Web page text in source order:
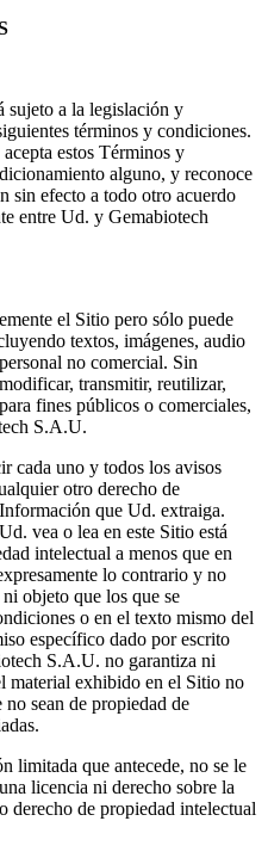
sujeto a la legislación y
términos y condiciones.
estos Términos y
alguno, y reconoce
sin efecto a todo otro acuerdo
entre Ud. y Gemabiotech
el Sitio pero sólo puede
textos, imágenes, audio
no comercial. Sin
transmitir, reutilizar,
fines públicos o comerciales,
S.A.U.
cada uno y todos los avisos
otro derecho de
que Ud. extraiga.
vea o lea en este Sitio está
intelectual a menos que en
lo contrario y no
objeto que los que se
o en el texto mismo del
específico dado por escrito
S.A.U. no garantiza ni
material exhibido en el Sitio no
sean de propiedad de
limitada que antecede, no se le
licencia ni derecho sobre la
derecho de propiedad intelectual